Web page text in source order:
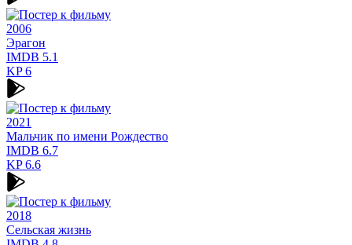
2006
Эрагон
IMDB 5.1
KP6
2021
Мальчик по имени Рождество
IMDB 6.7
KP6.6
2018
Сельская жизнь